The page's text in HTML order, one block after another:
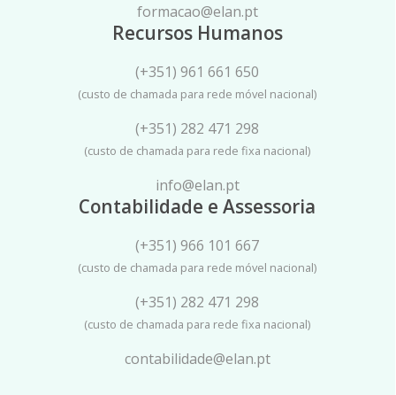
formacao@elan.pt
Recursos Humanos
(+351) 961 661 650
(custo de chamada para rede móvel nacional)
(+351) 282 471 298
(custo de chamada para rede fixa nacional)
info@elan.pt
Contabilidade e Assessoria
(+351) 966 101 667
(custo de chamada para rede móvel nacional)
(+351) 282 471 298
(custo de chamada para rede fixa nacional)
contabilidade@elan.pt